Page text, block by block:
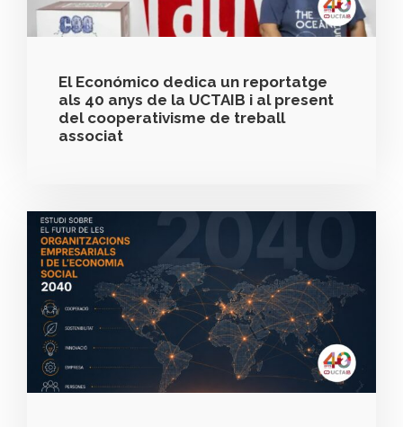
El Económico dedica un reportatge
als 40 anys de la UCTAIB i al present
del cooperativisme de treball
associat